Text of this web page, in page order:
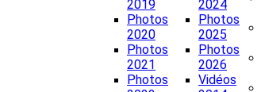
2019
Photos
2020
Photos
2021
Photos
2024
Photos
2025
Photos
2026
Vidéos